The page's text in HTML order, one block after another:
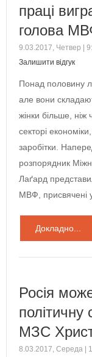
праці
голова
9.03.2017, Четвер |
Залишити відгук
Понад половину
але вони
жінки більше,
секторі
заробітки.
розпорядник
Лаґард
МВФ, присвячені
Докладно...
Росія
МЗС
8.03.2017, Середа |